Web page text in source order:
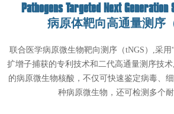
Pathogens Targeted Next Generation
病原体靶向高通量测序
联合医学病原微生物靶向测序（tNGS）,采用
扩增子捕获的专利技术和二代高通量测序技
的病原微生物核酸，不仅可快速鉴定病毒、
种病原微生物，还可检测多个耐